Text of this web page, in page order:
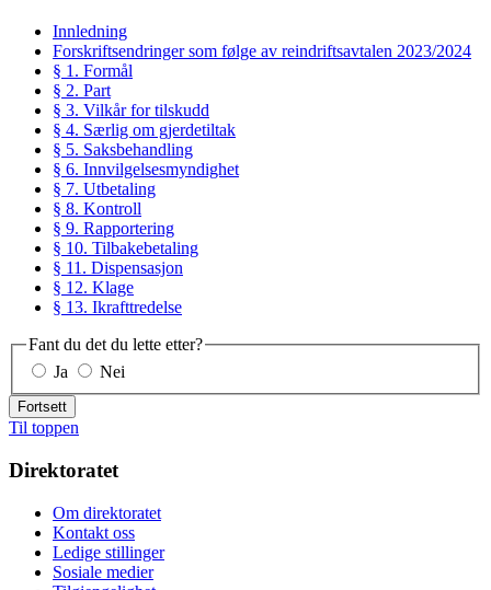
Innledning
Forskriftsendringer som følge av reindriftsavtalen 2023/2024
§ 1. Formål
§ 2. Part
§ 3. Vilkår for tilskudd
§ 4. Særlig om gjerdetiltak
§ 5. Saksbehandling
§ 6. Innvilgelsesmyndighet
§ 7. Utbetaling
§ 8. Kontroll
§ 9. Rapportering
§ 10. Tilbakebetaling
§ 11. Dispensasjon
§ 12. Klage
§ 13. Ikrafttredelse
Fant du det du lette etter?
Ja
Nei
Fortsett
Til toppen
Direktoratet
Om direktoratet
Kontakt oss
Ledige stillinger
Sosiale medier